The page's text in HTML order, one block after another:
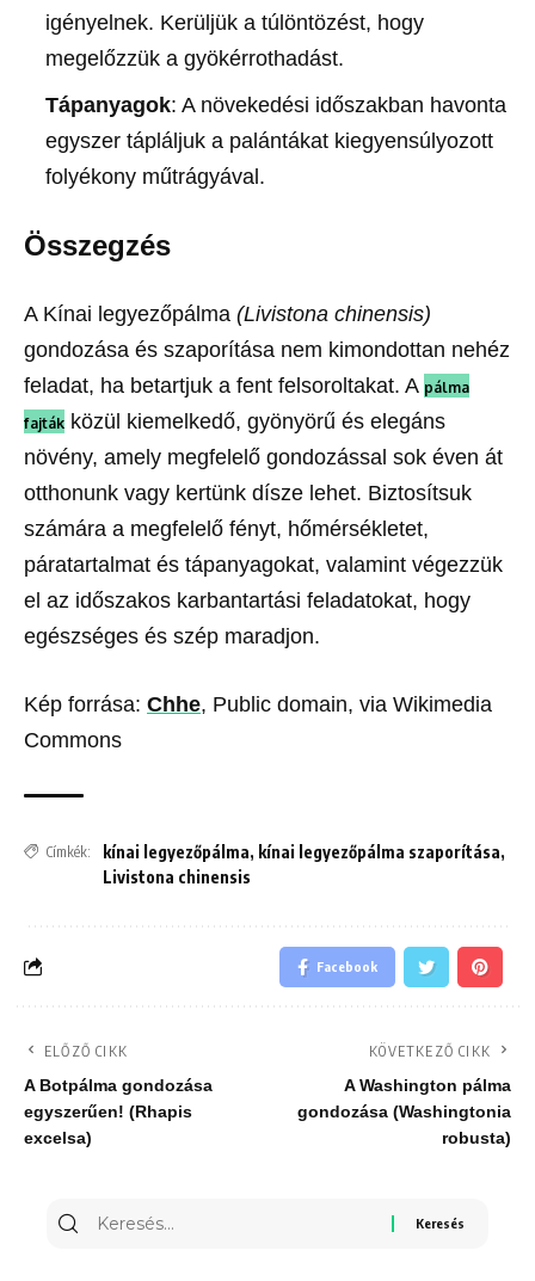
igényelnek. Kerüljük a túlöntözést, hogy
megelőzzük a gyökérrothadást.
Tápanyagok: A növekedési időszakban havonta
egyszer tápláljuk a palántákat kiegyensúlyozott
folyékony műtrágyával.
Összegzés
A Kínai legyezőpálma (Livistona chinensis)
gondozása és szaporítása nem kimondottan nehéz
feladat, ha betartjuk a fent felsoroltakat. A pálma
fajták közül kiemelkedő, gyönyörű és elegáns
növény, amely megfelelő gondozással sok éven át
otthonunk vagy kertünk dísze lehet. Biztosítsuk
számára a megfelelő fényt, hőmérsékletet,
páratartalmat és tápanyagokat, valamint végezzük
el az időszakos karbantartási feladatokat, hogy
egészséges és szép maradjon.
Kép forrása: Chhe, Public domain, via Wikimedia
Commons
Címkék: kínai legyezőpálma, kínai legyezőpálma szaporítása,
Livistona chinensis
Facebook
ELŐZŐ CIKK
A Botpálma gondozása
egyszerűen! (Rhapis
excelsa)
KÖVETKEZŐ CIKK
A Washington pálma
gondozása (Washingtonia
robusta)
Keresés